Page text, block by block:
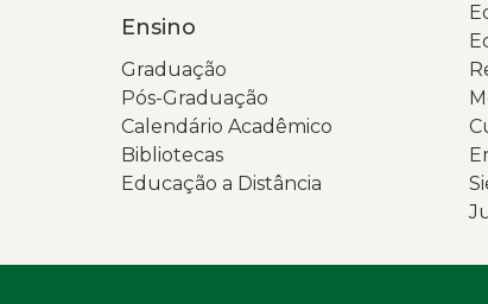
Ensino
Graduação
Pós-Graduação
Calendário Acadêmico
Bibliotecas
Educação a Distância